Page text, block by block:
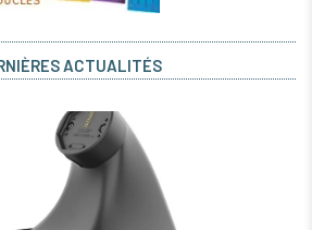
ACTUALITÉS